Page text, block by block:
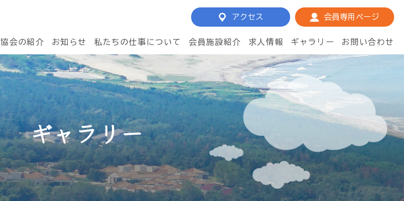
アクセス 会員専用ページ
協会の紹介 お知らせ 私たちの仕事について 会員施設紹介 求人情報 ギャラリー お問い合わせ
ギャラリー